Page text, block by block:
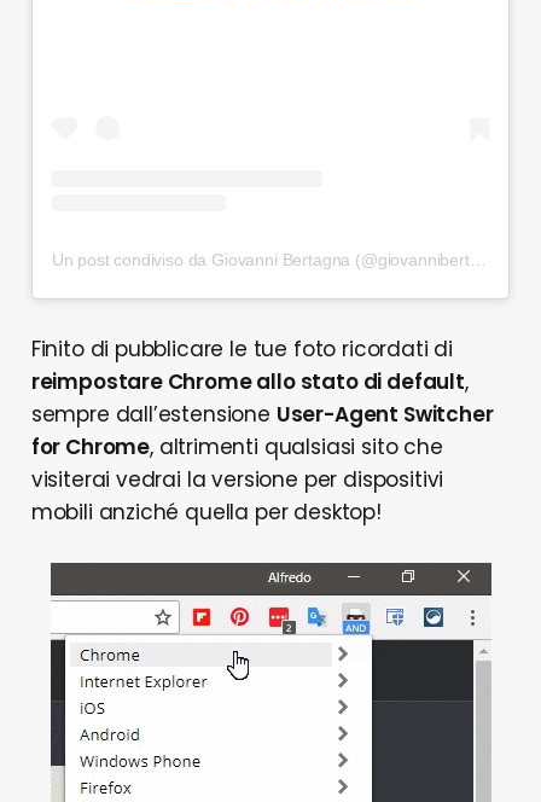
Un post condiviso da Giovanni Bertagna (@giovannibertagna)
Finito di pubblicare le tue foto ricordati di
reimpostare Chrome allo stato di default,
sempre dall’estensione User-Agent Switcher
for Chrome, altrimenti qualsiasi sito che
visiterai vedrai la versione per dispositivi
mobili anziché quella per desktop!